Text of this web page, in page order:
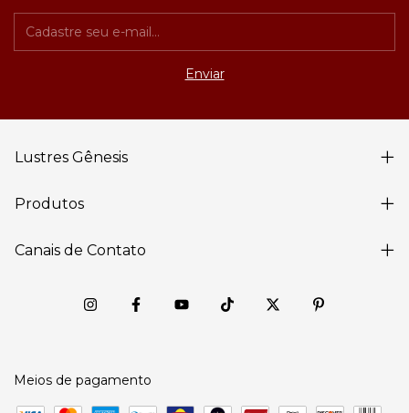
Lustres Gênesis
Produtos
Canais de Contato
Meios de pagamento